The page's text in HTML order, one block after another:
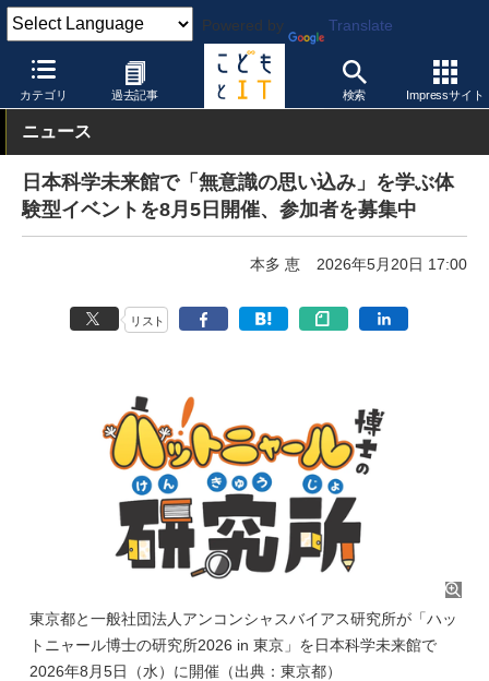
Powered by Translate
カテゴリ 過去記事 検索 Impressサイト
こどもとIT イベント・セミナー
ニュース
日本科学未来館で「無意識の思い込み」を学ぶ体
験型イベントを8月5日開催、参加者を募集中
本多 恵 2026年5月20日 17:00
リスト
東京都と一般社団法人アンコンシャスバイアス研究所が「ハッ
トニャール博士の研究所2026 in 東京」を日本科学未来館で
2026年8月5日（水）に開催（出典：東京都）